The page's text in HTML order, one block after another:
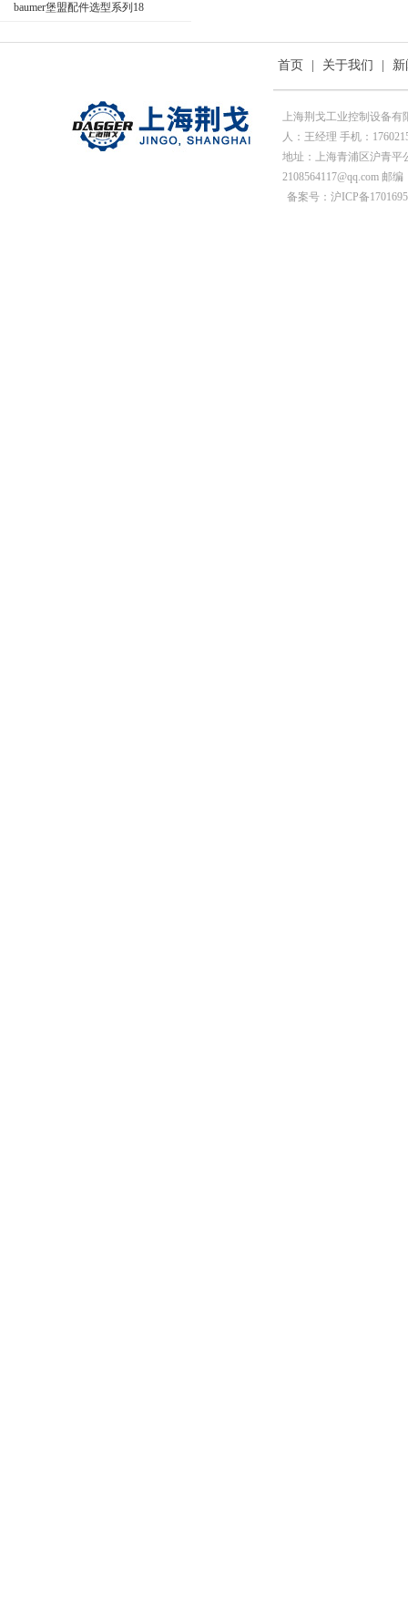
baumer堡盟配件选型系列18
首页 关于我们
上海荆戈工业控制设备
人：王经理 手机：
地址：上海青浦区沪青平
2108564117@qq.com 邮编
备案号：沪ICP备